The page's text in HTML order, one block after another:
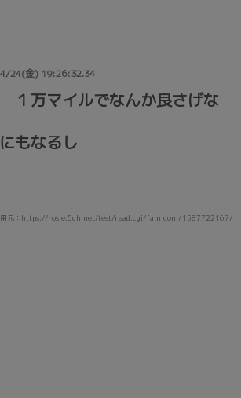
24(金) 19:26:32.34
１万マイルでなんか良さげな
もなるし
用元：https://rosie.5ch.net/test/read.cgi/famicom/1587722167/